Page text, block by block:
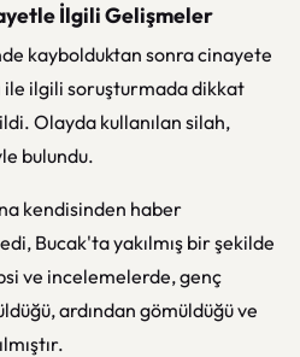
İlgili Gelişmeler
kaybolduktan sonra cinayete
ile ilgili soruşturmada dikkat
Olayda kullanılan silah,
bulundu.
kendisinden haber
Bucak'ta yakılmış bir şekilde
ve incelemelerde, genç
ardından gömüldüğü ve